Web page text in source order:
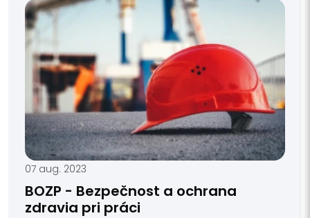
07 aug. 2023
BOZP - Bezpečnost a ochrana
zdravia pri práci